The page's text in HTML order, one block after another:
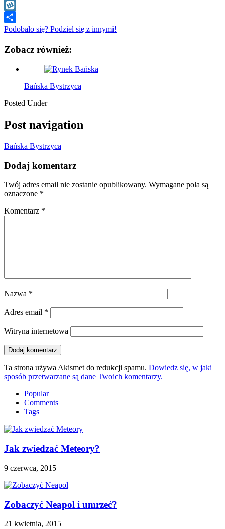
WhatsApp
Wykop
Podobało się? Podziel się z innymi!
Zobacz również:
Bańska Bystrzyca
Posted Under
Post navigation
Bańska Bystrzyca
Dodaj komentarz
Twój adres email nie zostanie opublikowany. Wymagane pola są
oznaczone *
Komentarz *
Nazwa *
Adres email *
Witryna internetowa
Ta strona używa Akismet do redukcji spamu. Dowiedz się, w jaki
sposób przetwarzane są dane Twoich komentarzy.
Popular
Comments
Tags
Jak zwiedzać Meteory?
9 czerwca, 2015
Zobaczyć Neapol i umrzeć?
21 kwietnia, 2015